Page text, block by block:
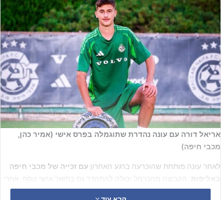
אריאל דורה עם עונה נהדרת שתוגמלה בפרס אישי (אמיר כהן,
מכבי חיפה)
לאחר עונה מותחת שהוכרעה ברגע האחרון עם זכייה של מכבי חיפה
באליפות , הקבוצה מהכרמל יכולה להתהדר גם בתואר אישי נוסף. אחרי
שהוביל את הירוקים לצלחת עם 22 שערים, שהציבו אותו בראש טבלת